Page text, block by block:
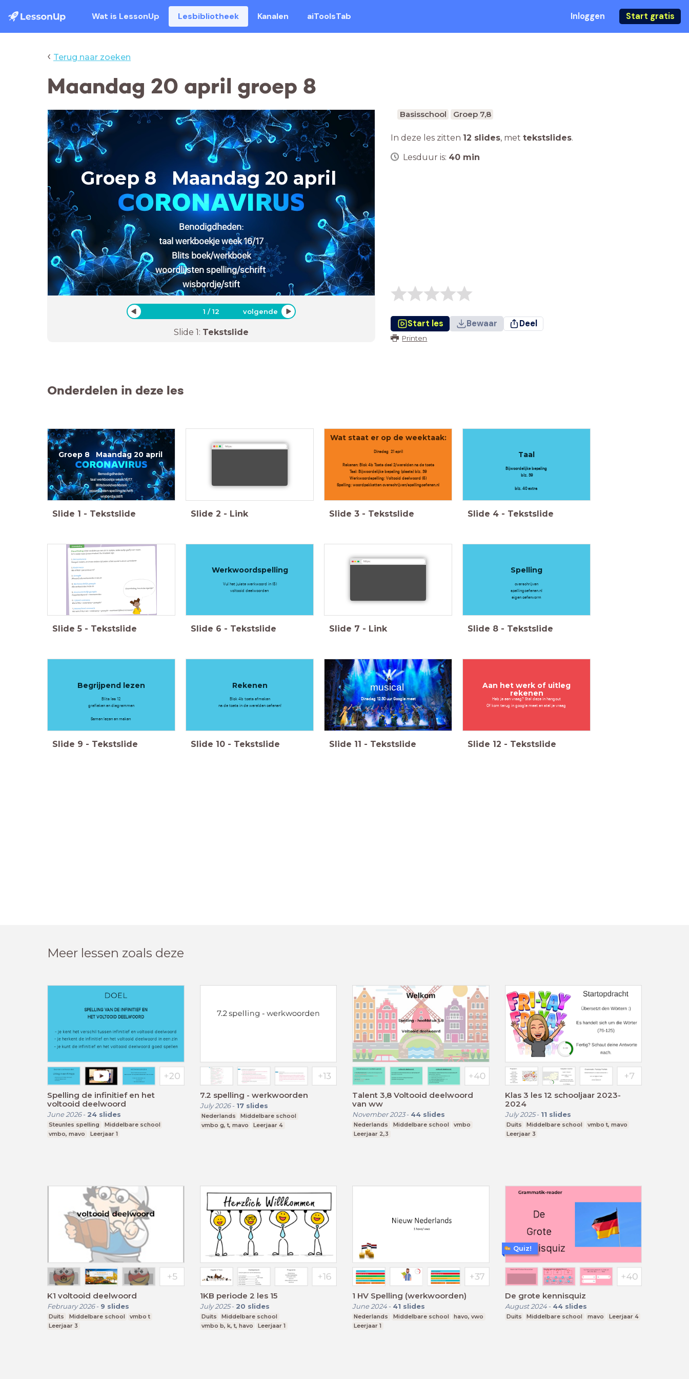
Wat is LessonUp Lesbibliotheek Kanalen aiToolsTab Inloggen Start gratis
‹ Terug naar zoeken
Maandag 20 april groep 8
Groep 8 Maandag 20 april
Benodigdheden:
taal werkboekje week 16/17
Blits boek/werkboek
woordlijsten spelling/schrift
wisbordje/stift
1 /12 volgende
Slide 1: Tekstslide
Basisschool Groep 7,8
In deze les zitten 12 slides, met tekstslides.
Lesduur is: 40 min
Start les Bewaar Deel
Printen
Onderdelen in deze les
Groep 8 Maandag 20 april
Benodigdheden:
taal werkboekje week 16/17
Blits boek/werkboek
woordlijsten spelling/schrift
wisbordje/stift
Slide 1 - Tekstslide
https:
Slide 2 - Link
Wat staat er op de weektaak:
Dinsdag 21 april
Rekenen: Blok 4b Toets deel 2/werelden na de toets
Taal: Bijwoordelijke bepaling (plaats) blz. 39
Werkwoordspelling: Voltooid deelwoord (5)
Spelling: woordpakketten overschrijven/spellingoefenen.nl
Slide 3 - Tekstslide
Taal
Bijwoordelijke bepaling
blz. 39
blz. 40 extra
Slide 4 - Tekstslide
Slide 5 - Tekstslide
Werkwoordspelling
Vul het juiste werkwoord in (5)
voltooid deelwoorden
Slide 6 - Tekstslide
https:
Slide 7 - Link
Spelling
overschrijven
spellingoefenen.nl
eigen oefenvorm
Slide 8 - Tekstslide
Begrijpend lezen
Blits les 12
grafieken en diagrammen
Samen lezen en maken
Slide 9 - Tekstslide
Rekenen
Blok 4b toets afmaken
na de toets in de werelden oefenen!
Slide 10 - Tekstslide
musical
Dinsdag 12.30 uur Google meet
Slide 11 - Tekstslide
Aan het werk of uitleg
rekenen
Heb je een vraag? Stel deze in hangout
Of kom terug in google meet en stel je vraag
Slide 12 - Tekstslide
Meer lessen zoals deze
Spelling de infinitief en het
voltooid deelwoord
June 2026- 24 slides
Steunles spelling
Middelbare school
vmbo, mavo
Leerjaar 1
7.2 spelling - werkwoorden
July 2026- 17 slides
Nederlands
Middelbare school
vmbo g, t, mavo
Leerjaar 4
Talent 3,8 Voltooid deelwoord
van ww
November 2023- 44 slides
Nederlands Middelbare school
vmbo
Leerjaar 2,3
Klas 3 les 12 schooljaar 2023-
2024
July 2025- 11 slides
Duits Middelbare school
vmbo t, mavo
Leerjaar 3
K1 voltooid deelwoord
February 2026- 9 slides
Duits Middelbare school
vmbo t
Leerjaar 3
1KB periode 2 les 15
July 2025- 20 slides
Duits
Middelbare school
vmbo b, k, t, havo
Leerjaar 1
1 HV Spelling (werkwoorden)
June 2024- 41 slides
Nederlands Middelbare school
havo, vwo
Leerjaar 1
De grote kennisquiz
August 2024- 44 slides
Duits Middelbare school mavo Leerjaar 4
Quiz!